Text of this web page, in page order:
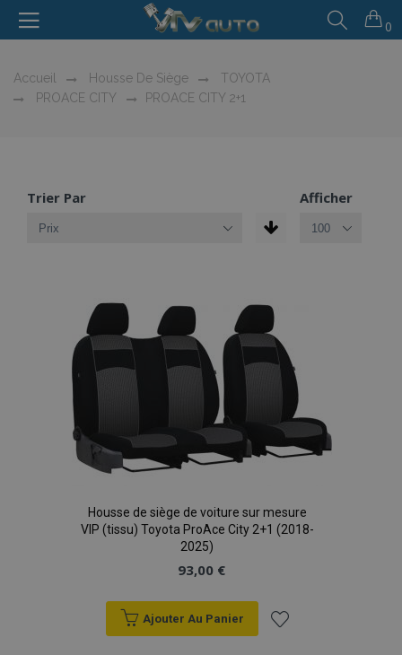
0
Accueil Housse De Siège
TOYOTA
PROACE CITY
PROACE CITY 2+1
Trier Par Afficher
Housse de siège de voiture sur mesure
VIP (tissu) Toyota ProAce City 2+1 (2018-
2025)
93,00 €
Ajouter Au Panier